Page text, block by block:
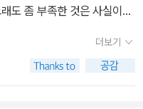
도 좀 부족한 것은 사실이다.
서 느껴지는 이미지가 매우
서기대감을 갖게해서 선택
읽는 내내 돈이 아깝다는 생
더보기